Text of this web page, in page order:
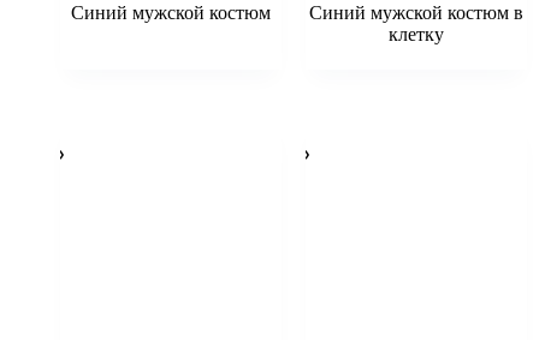
Синий мужской костюм
Синий мужской костюм в
клетку